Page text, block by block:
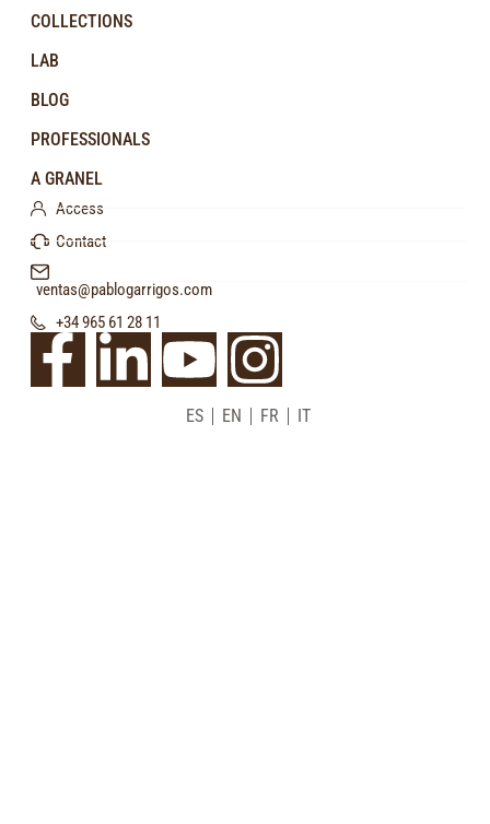
COLLECTIONS
LAB
BLOG
PROFESSIONALS
A GRANEL
Access
Contact
ventas@pablogarrigos.com
+34 965 61 28 11
ES EN FR IT